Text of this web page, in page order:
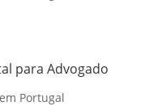
para Advogado
Portugal